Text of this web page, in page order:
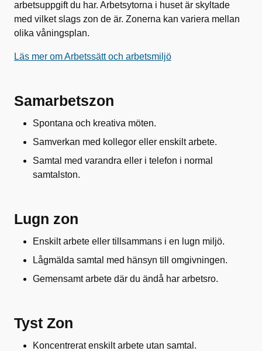
arbetsuppgift du har. Arbetsytorna i huset är skyltade
med vilket slags zon de är. Zonerna kan variera mellan
olika våningsplan.
Läs mer om Arbetssätt och arbetsmiljö
Samarbetszon
Spontana och kreativa möten.
Samverkan med kollegor eller enskilt arbete.
Samtal med varandra eller i telefon i normal
samtalston.
Lugn zon
Enskilt arbete eller tillsammans i en lugn miljö.
Lågmälda samtal med hänsyn till omgivningen.
Gemensamt arbete där du ändå har arbetsro.
Tyst Zon
Koncentrerat enskilt arbete utan samtal.